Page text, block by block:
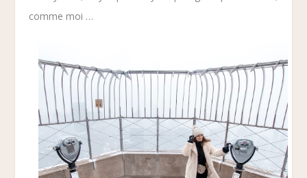
comme moi …